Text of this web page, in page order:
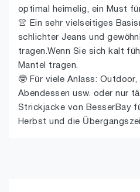
optimal heimelig, ein Must
👚 Ein sehr vielseitiges
schlichter Jeans und
tragen.Wenn Sie sich kalt
Mantel tragen.
🤓 Für viele Anlass:
Abendessen usw. oder nur
Strickjacke von BesserBay
Herbst und die